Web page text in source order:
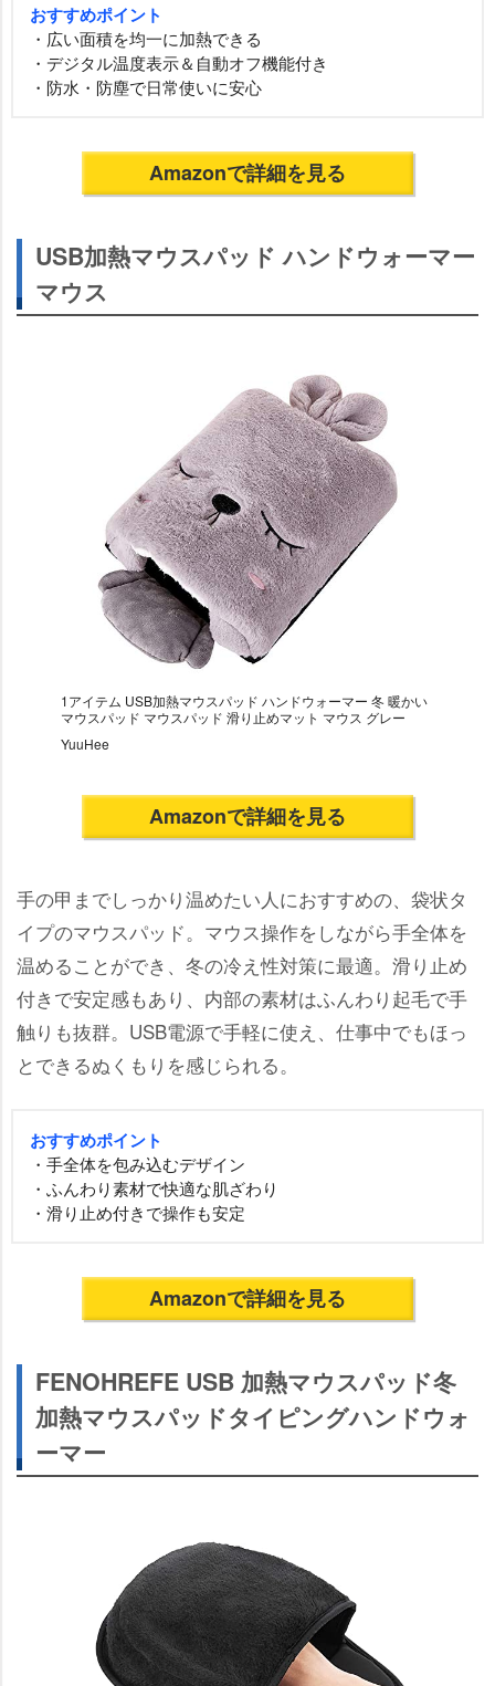
おすすめポイント
・広い面積を均一に加熱できる
・デジタル温度表示＆自動オフ機能付き
・防水・防塵で日常使いに安心
Amazonで詳細を見る
USB加熱マウスパッド ハンドウォーマー
マウス
1アイテム USB加熱マウスパッド ハンドウォーマー 冬 暖かい
マウスパッド マウスパッド 滑り止めマット マウス グレー
YuuHee
Amazonで詳細を見る
手の甲までしっかり温めたい人におすすめの、袋状タ
イプのマウスパッド。マウス操作をしながら手全体を
温めることができ、冬の冷え性対策に最適。滑り止め
付きで安定感もあり、内部の素材はふんわり起毛で手
触りも抜群。USB電源で手軽に使え、仕事中でもほっ
とできるぬくもりを感じられる。
おすすめポイント
・手全体を包み込むデザイン
・ふんわり素材で快適な肌ざわり
・滑り止め付きで操作も安定
Amazonで詳細を見る
FENOHREFE USB 加熱マウスパッド冬
加熱マウスパッドタイピングハンドウォ
ーマー